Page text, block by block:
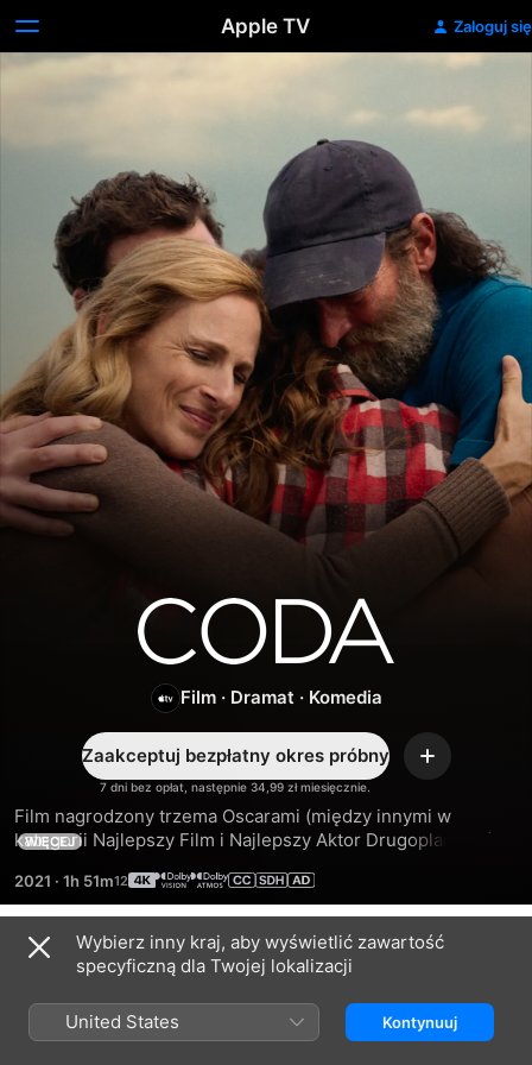
Apple TV Zaloguj się
CODA
Film · Dramat · Komedia
7 dni bez opłat, następnie 34,99 zł miesięcznie.
Zaakceptuj bezpłatny okres próbny Dodaj
Film nagrodzony trzema Oscarami (między innymi w
kategorii Najlepszy Film i Najlepszy Aktor Drugoplanowy).
sobie pasję do śpiewania, musi wybrać między marzeniami
a zobowiązaniami rodzinnymi.
WIĘCEJ
2021 · 1h 51m
Zwiastuny
Wybierz inny kraj, aby wyświetlić zawartość
specyficzną dla Twojej lokalizacji
United States Kontynuuj